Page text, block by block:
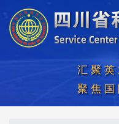
汇聚
聚焦